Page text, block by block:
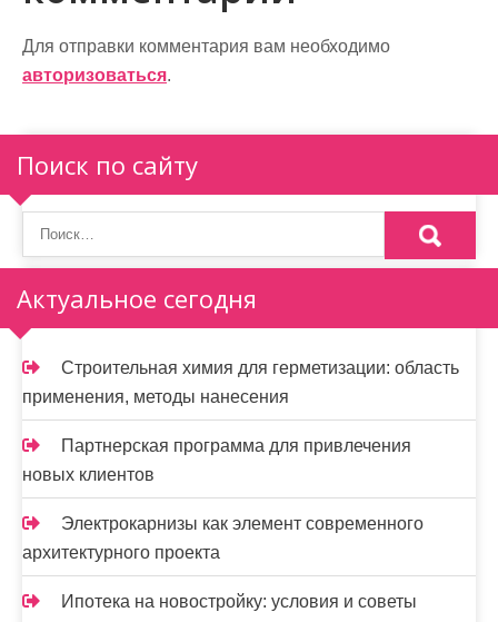
ц
и
я
п
о
з
а
п
и
с
я
м
Для отправки комментария вам необходимо
авторизоваться.
Поиск по сайту
Актуальное сегодня
Строительная химия для герметизации: область
применения, методы нанесения
Партнерская программа для привлечения
новых клиентов
Электрокарнизы как элемент современного
архитектурного проекта
Ипотека на новостройку: условия и советы